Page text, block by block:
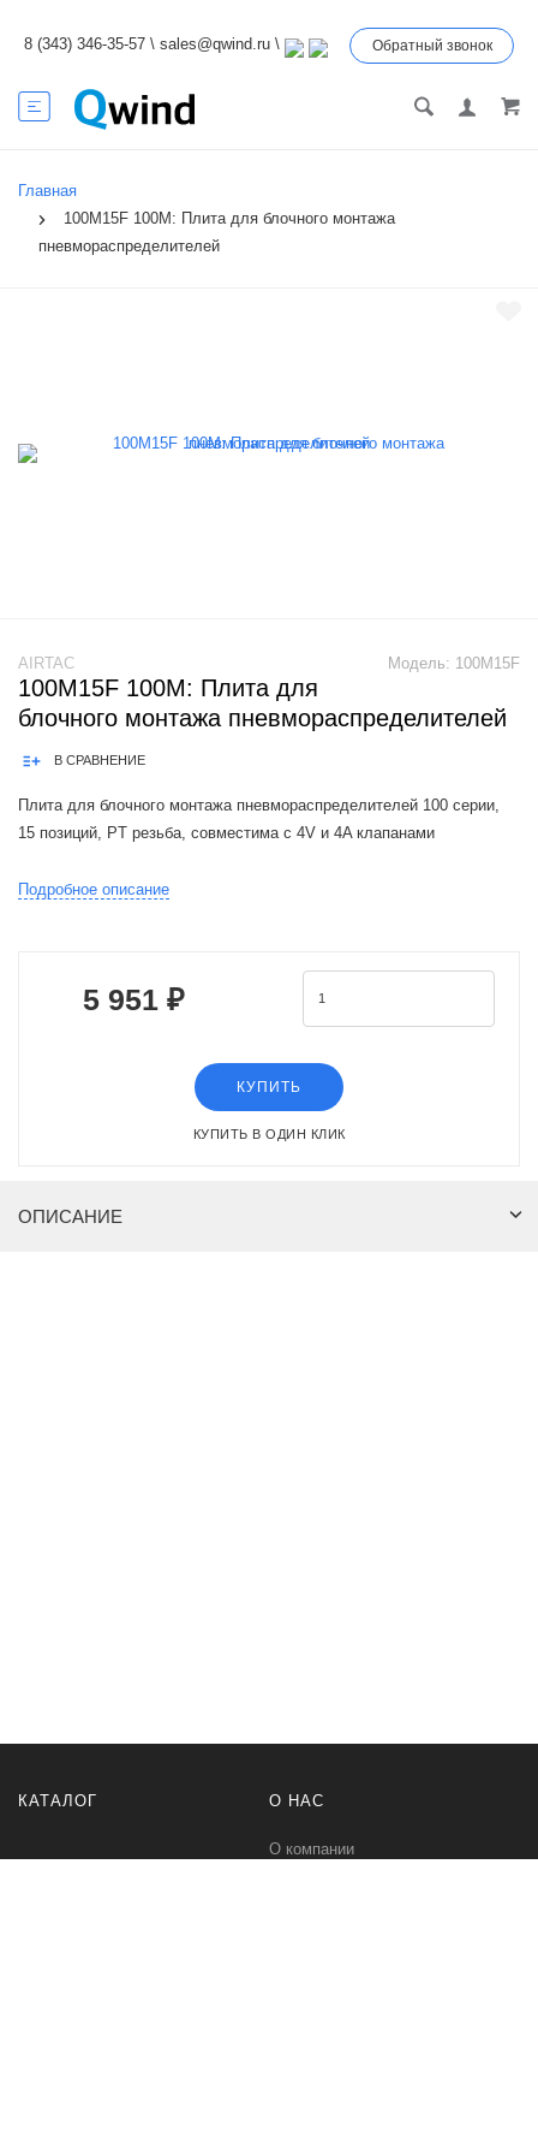
8 (343) 346-35-57 \ sales@qwind.ru \ Обратный звонок
Главная
100M15F 100M: Плита для блочного монтажа
пневмораспределителей
Модель: 100M15F
AIRTAC
100M15F 100M: Плита для
блочного монтажа пневмораспределителей
В СРАВНЕНИЕ
Плита для блочного монтажа пневмораспределителей 100 серии,
15 позиций, PT резьба, совместима c 4V и 4A клапанами
Airtac 4L: Push-Pull Air Valve, 5/2 Way
Подробное описание
5 951 ₽
КУПИТЬ
КУПИТЬ В ОДИН КЛИК
ОПИСАНИЕ
КАТАЛОГ О НАС
О компании